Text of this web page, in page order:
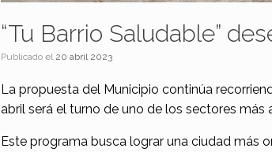
“Tu Barrio Saludable”
Publicado el 20 abril 2023
La propuesta del Municipio continúa
abril será el turno de uno de los sectores más
Este programa busca lograr una ciudad más